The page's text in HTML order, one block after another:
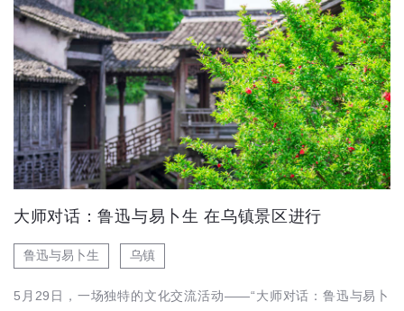
大师对话：鲁迅与易卜生 在乌镇景区进行
鲁迅与易卜生 乌镇
5月29日，一场独特的文化交流活动——“大师对话：鲁迅与易卜